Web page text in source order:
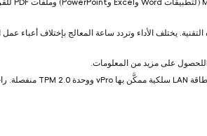
يختلف الأداء وتردد ساعة المعالج بإختلاف أعباء عمل